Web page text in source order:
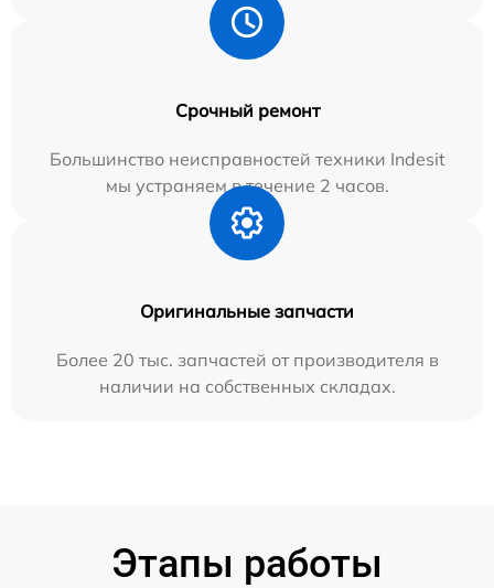
Срочный ремонт
Большинство неисправностей техники Indesit
мы устраняем в течение 2 часов.
Оригинальные запчасти
Более 20 тыс. запчастей от производителя в
наличии на собственных складах.
Этапы работы